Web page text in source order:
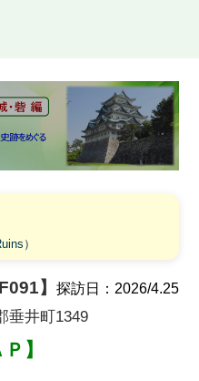
）
】 探訪日：2026/4.25
垂井町1349
】